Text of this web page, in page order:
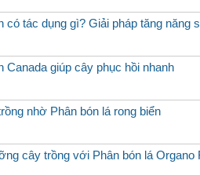
có tác dụng gì? Giải pháp tăng năng
Canada giúp cây phục hồi nhanh
nhờ Phân bón lá rong biển
cây trồng với Phân bón lá Organo